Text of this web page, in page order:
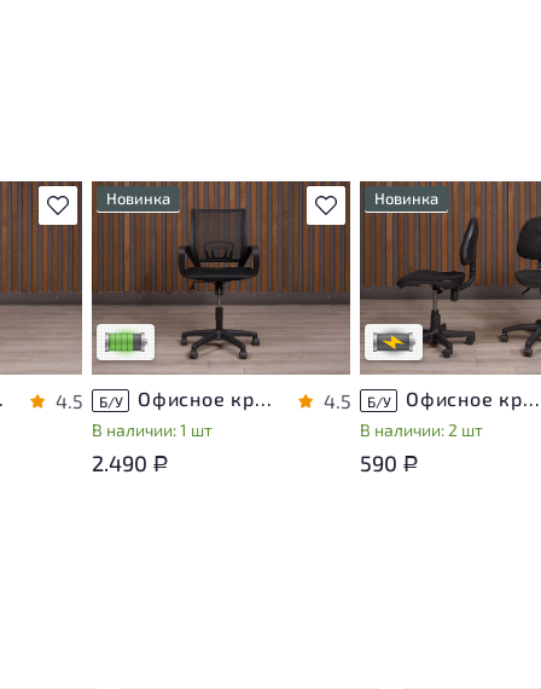
В избранное
4.5
В избранное
Новинка
У товара присутствуют
незначительные следы
эксплуатации, не влияющие
на удобство его
использования
Низкая степень износа
Б/У Офисное кресло Ткань Чёрный Россия
В наличии: 1 шт
4.5
2.490 Р
Новинка
Степень износа
стадии проверки. Вы
уточнить
информацию у
магазина
В обработке
Б/У Офисное кресло Ткань Чёрный Россия
В наличии: 2 шт
590 Р